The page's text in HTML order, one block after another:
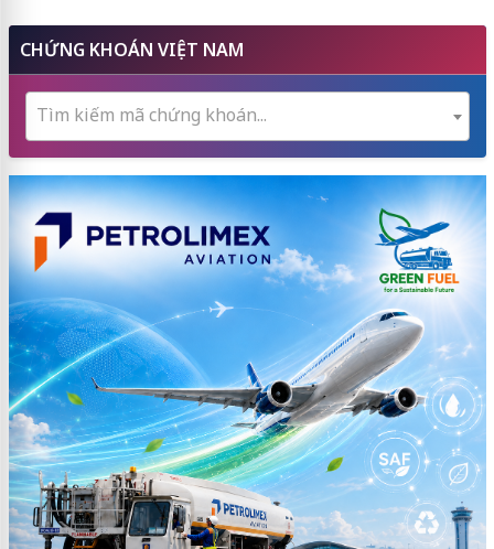
CHỨNG KHOÁN VIỆT NAM
Tìm kiếm mã chứng khoán...